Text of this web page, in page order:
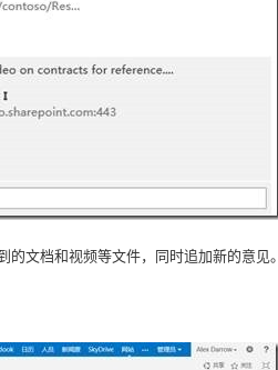
文档和视频等文件，同时追加新的意见。